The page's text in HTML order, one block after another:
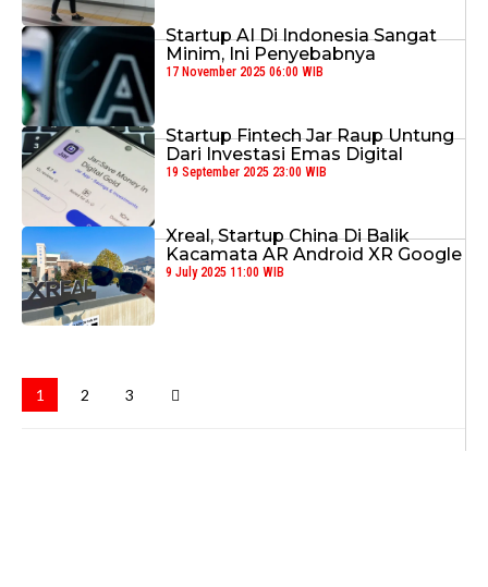
Startup AI Di Indonesia Sangat
Minim, Ini Penyebabnya
17 November 2025 06:00 WIB
Startup Fintech Jar Raup Untung
Dari Investasi Emas Digital
19 September 2025 23:00 WIB
Xreal, Startup China Di Balik
Kacamata AR Android XR Google
9 July 2025 11:00 WIB
1 2 3